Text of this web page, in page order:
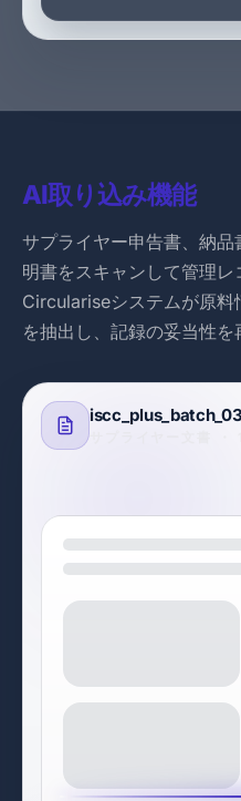
AI取り込み機能
サプライヤー申告書、納
明書をスキャンして管理レ
Circulariseシステムが原料
を抽出し、記録の妥当性を